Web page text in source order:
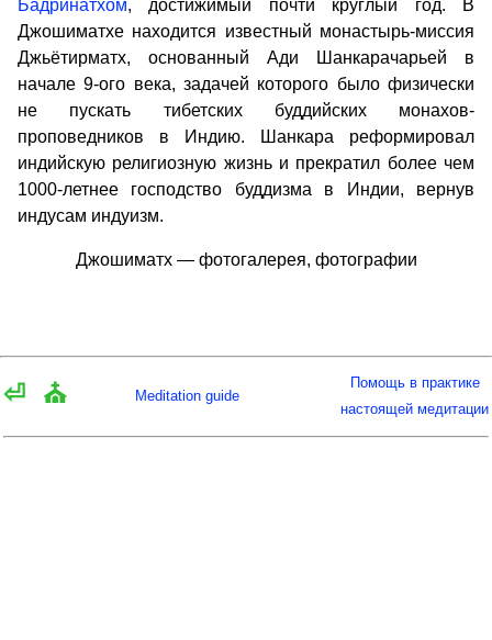
Бадринатхом, достижимый почти круглый год. В
Джошиматхе находится известный монастырь-миссия
Джьётирматх, основанный Ади Шанкарачарьей в
начале 9-ого века, задачей которого было физически
не пускать тибетских буддийских монахов-
проповедников в Индию. Шанкара реформировал
индийскую религиозную жизнь и прекратил более чем
1000-летнее господство буддизма в Индии, вернув
индусам индуизм.
Джошиматх — фотогалерея, фотографии
⏎ ⛪ Meditation guide
Помощь в практике
настоящей медитации